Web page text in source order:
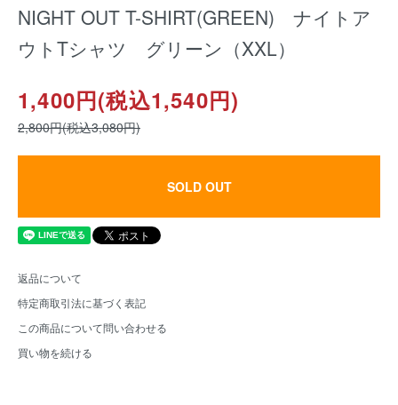
NIGHT OUT T-SHIRT(GREEN) ナイトア
ウトTシャツ グリーン（XXL）
1,400円(税込1,540円)
2,800円(税込3,080円)
SOLD OUT
返品について
特定商取引法に基づく表記
この商品について問い合わせる
買い物を続ける